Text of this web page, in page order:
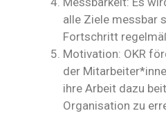
alle Ziele messbar
Fortschritt
Motivation: OKR
der
ihre Arbeit dazu
Organisation zu